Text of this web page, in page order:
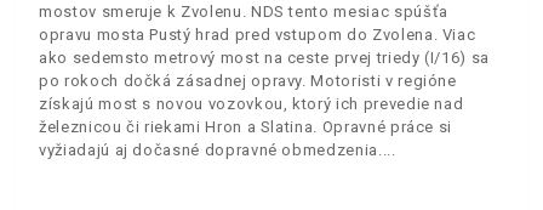
mostov smeruje k Zvolenu. NDS tento mesiac spúšťa
opravu mosta Pustý hrad pred vstupom do Zvolena. Viac
ako sedemsto metrový most na ceste prvej triedy (I/16) sa
po rokoch dočká zásadnej opravy. Motoristi v regióne
získajú most s novou vozovkou, ktorý ich prevedie nad
železnicou či riekami Hron a Slatina. Opravné práce si
vyžiadajú aj dočasné dopravné obmedzenia.